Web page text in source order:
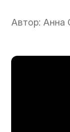
Автор: Анна